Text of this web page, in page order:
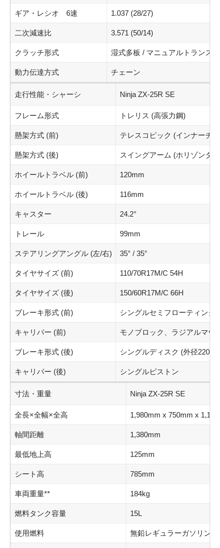
ギア・レシオ 6速 1.037 (28/27)
二次減速比 3.571 (50/14)
クラッチ形式 湿式多板 / マニュアルトランス
動力伝達方式 チェーン
走行性能・シャーシ Ninja ZX-25R SE
フレーム形式 トレリス (高張力鋼)
懸架方式 (前) テレスコピック (インナーチ
懸架方式 (後) スイングアーム (ホリゾンタ
ホイールトラベル (前) 120mm
ホイールトラベル (後) 116mm
キャスター 24.2°
トレール 99mm
ステアリングアングル (左/右) 35° / 35°
タイヤサイズ (前) 110/70R17M/C 54H
タイヤサイズ (後) 150/60R17M/C 66H
ブレーキ形式 (前) シングルセミフローティング
キャリパー (前) モノブロック、ラジアルマウ
ブレーキ形式 (後) シングルディスク (外径
キャリパー (後) シングルピストン
寸法・重量 Ninja ZX-25R SE
全長×全幅×全高 1,980mm x 750mm x
軸間距離 1,380mm
最低地上高 125mm
シート高 785mm
車両重量** 184kg
燃料タンク容量 15L
使用燃料 無鉛レギュラーガソリン